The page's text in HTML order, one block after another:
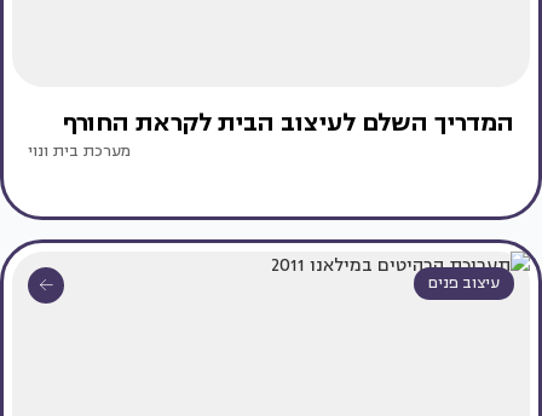
המדריך השלם לעיצוב הבית לקראת החורף
מערכת בית ונוי
עיצוב פנים